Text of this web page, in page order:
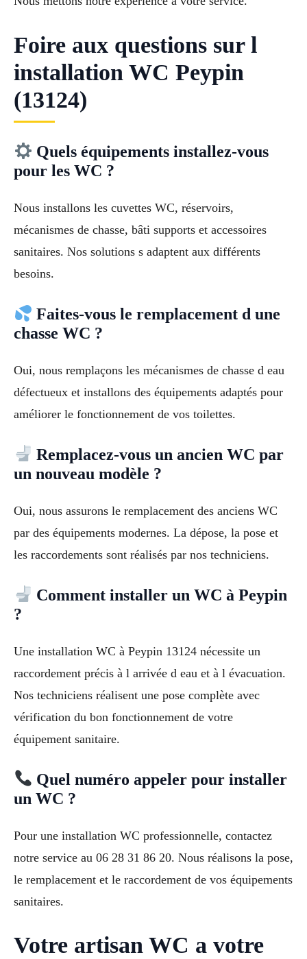
Foire aux questions sur l
installation WC Peypin
(13124)
Quels équipements installez-vous
pour les WC ?
Nous installons les cuvettes WC, réservoirs,
mécanismes de chasse, bâti supports et accessoires
sanitaires. Nos solutions s adaptent aux différents
besoins.
Faites-vous le remplacement d une
chasse WC ?
Oui, nous remplaçons les mécanismes de chasse d eau
défectueux et installons des équipements adaptés pour
améliorer le fonctionnement de vos toilettes.
Remplacez-vous un ancien WC par
un nouveau modèle ?
Oui, nous assurons le remplacement des anciens WC
par des équipements modernes. La dépose, la pose et
les raccordements sont réalisés par nos techniciens.
Comment installer un WC à Peypin
?
Une installation WC à Peypin 13124 nécessite un
raccordement précis à l arrivée d eau et à l évacuation.
Nos techniciens réalisent une pose complète avec
vérification du bon fonctionnement de votre
équipement sanitaire.
Quel numéro appeler pour installer
un WC ?
Pour une installation WC professionnelle, contactez
notre service au 06 28 31 86 20. Nous réalisons la pose,
le remplacement et le raccordement de vos équipements
sanitaires.
Votre artisan WC a votre